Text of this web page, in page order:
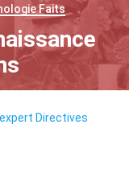
Faits
Directives